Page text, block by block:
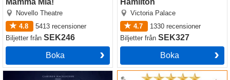
Mamma Mia!
Novello Theatre
4.8
5413 recensioner
Biljetter från SEK246
Boka
Hamilton
Victoria Palace
4.7
1330 recensioner
BiljetterfrånSEK327
Boka
Phantom of the Opera Titanique